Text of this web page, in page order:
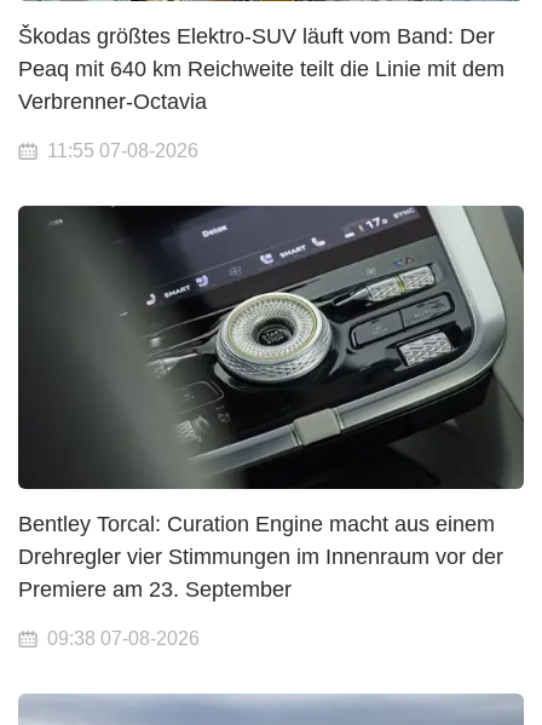
Škodas größtes Elektro-SUV läuft vom Band: Der
Peaq mit 640 km Reichweite teilt die Linie mit dem
Verbrenner-Octavia
11:55 07-08-2026
Bentley Torcal: Curation Engine macht aus einem
Drehregler vier Stimmungen im Innenraum vor der
Premiere am 23. September
09:38 07-08-2026